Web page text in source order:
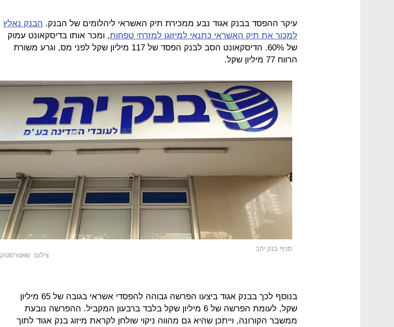
עיקר ההפסד בבנק אגוד נבע ממכירת תיק האשראי ליהלומים של הבנק. הבנק נאלץ
למכור את תיק האשראי כתנאי למיזוגו למזרחי טפחות, ומכר אותו בדיסקאונט עמוק
של 60%. הדיסקאונט הסב לבנק הפסד של 117 מיליון שקל לפני מס, וגרע משורת
הרווח 77 מיליון שקל.
סניף בנק יהב
צילום: שאטרסטוק
בנוסף לכך בבנק אגוד ביצעו הפרשה גבוהה להפסדי אשראי בגובה של 65 מיליון
שקל, לעומת הפרשה של 6 מיליון שקל בלבד ברבעון המקביל. ההפרשה נובעת
ממשבר הקורונה, וייתכן שהיא גם מהווה ניקוי שולחן לקראת מיזוג בנק אגוד לתוך